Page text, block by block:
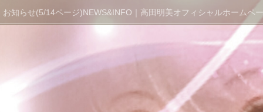
お知らせ(5/14ページ)NEWS&INFO｜高田明美オフィシャルホームペ